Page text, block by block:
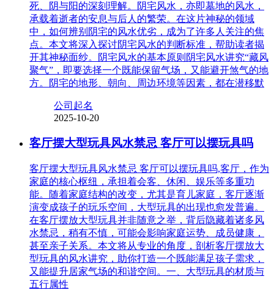
死、阴与阳的深刻理解。阴宅风水，亦即墓地的风水，
承载着逝者的安息与后人的繁荣。在这片神秘的领域
中，如何辨别阴宅的风水优劣，成为了许多人关注的焦
点。本文将深入探讨阴宅风水的判断标准，帮助读者揭
开其神秘面纱。阴宅风水的基本原则阴宅风水讲究“藏风
聚气”，即要选择一个既能保留气场，又能避开煞气的地
方。阴宅的地形、朝向、周边环境等因素，都在潜移默
公司起名
2025-10-20
客厅摆大型玩具风水禁忌 客厅可以摆玩具吗
客厅摆大型玩具风水禁忌 客厅可以摆玩具吗,客厅，作为
家庭的核心枢纽，承担着会客、休闲、娱乐等多重功
能。随着家庭结构的改变，尤其是育儿家庭，客厅逐渐
演变成孩子的玩乐空间，大型玩具的出现也愈发普遍。
在客厅摆放大型玩具并非随意之举，背后隐藏着诸多风
水禁忌，稍有不慎，可能会影响家庭运势、成员健康，
甚至亲子关系。本文将从专业的角度，剖析客厅摆放大
型玩具的风水讲究，助你打造一个既能满足孩子需求，
又能提升居家气场的和谐空间。一、大型玩具的材质与
五行属性